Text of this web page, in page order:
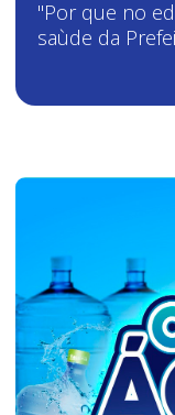
"Por que no
saùde da